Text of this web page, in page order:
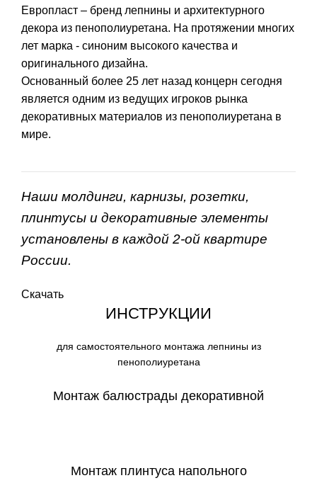
Европласт – бренд лепнины и архитектурного
декора из пенополиуретана. На протяжении многих
лет марка - синоним высокого качества и
оригинального дизайна.
Основанный более 25 лет назад концерн сегодня
является одним из ведущих игроков рынка
декоративных материалов из пенополиуретана в
мире.
Наши молдинги, карнизы, розетки,
плинтусы и декоративные элементы
установлены в каждой 2-ой квартире
России.
Скачать
ИНСТРУКЦИИ
для самостоятельного монтажа лепнины из
пенополиуретана
Монтаж балюстрады декоративной
Монтаж плинтуса напольного